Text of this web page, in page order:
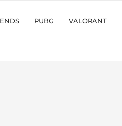
PUBG VALORANT